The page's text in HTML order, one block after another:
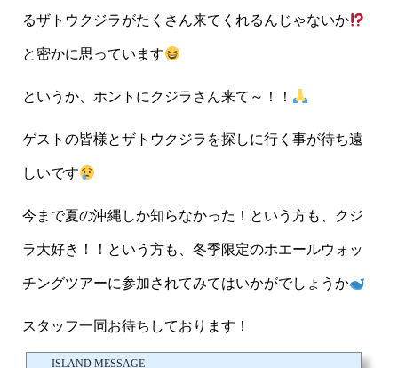
るザトウクジラがたくさん来てくれるんじゃないか
と密かに思っています
というか、ホントにクジラさん来て～！！
ゲストの皆様とザトウクジラを探しに行く事が待ち遠
しいです
今まで夏の沖縄しか知らなかった！という方も、クジ
ラ大好き！！という方も、冬季限定のホエールウォッ
チングツアーに参加されてみてはいかがでしょうか
スタッフ一同お待ちしております！
ISLAND MESSAGE